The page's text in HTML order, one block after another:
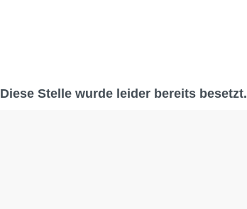
Diese Stelle wurde leider bereits besetzt.